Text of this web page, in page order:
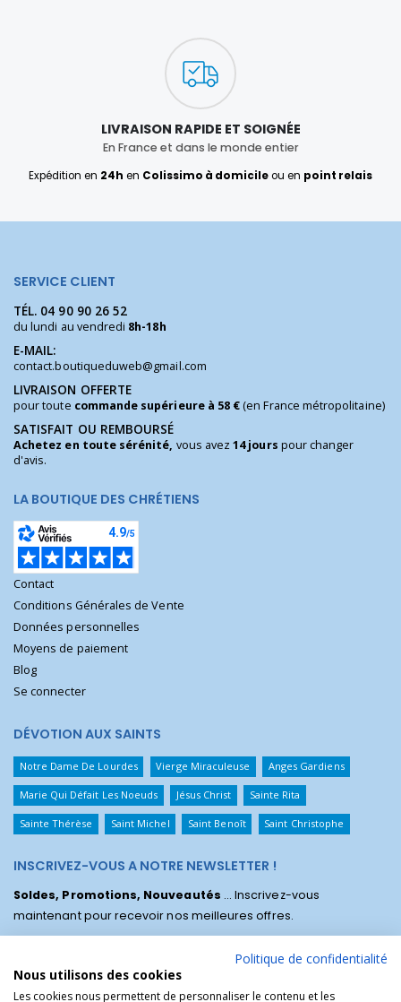
LIVRAISON RAPIDE ET SOIGNÉE
En France et dans le monde entier
Expédition en 24h en Colissimo à domicileou en point relais
SERVICE CLIENT
TÉL. 04 90 90 26 52
du lundi au vendredi 8h-18h
E-MAIL:
contact.boutiqueduweb@gmail.com
LIVRAISON OFFERTE
pour toute commande supérieure à 58 €(en France métropolitaine)
SATISFAIT OU REMBOURSÉ
Achetez en toute sérénité, vous avez14 jours pour changer
d'avis.
LA BOUTIQUE DES CHRÉTIENS
Contact
Conditions Générales de Vente
Données personnelles
Moyens de paiement
Blog
Se connecter
DÉVOTION AUX SAINTS
Notre Dame De Lourdes Vierge Miraculeuse Anges Gardiens
Marie Qui Défait Les Noeuds Jésus Christ Sainte Rita
Sainte Thérèse Saint Michel Saint Benoît Saint Christophe
INSCRIVEZ-VOUS A NOTRE NEWSLETTER !
Soldes, Promotions, Nouveautés ... Inscrivez-vous
maintenant pour recevoir nos meilleures offres.
Politique de confidentialité
Nous utilisons des cookies
Les cookies nous permettent de personnaliser le contenu et les